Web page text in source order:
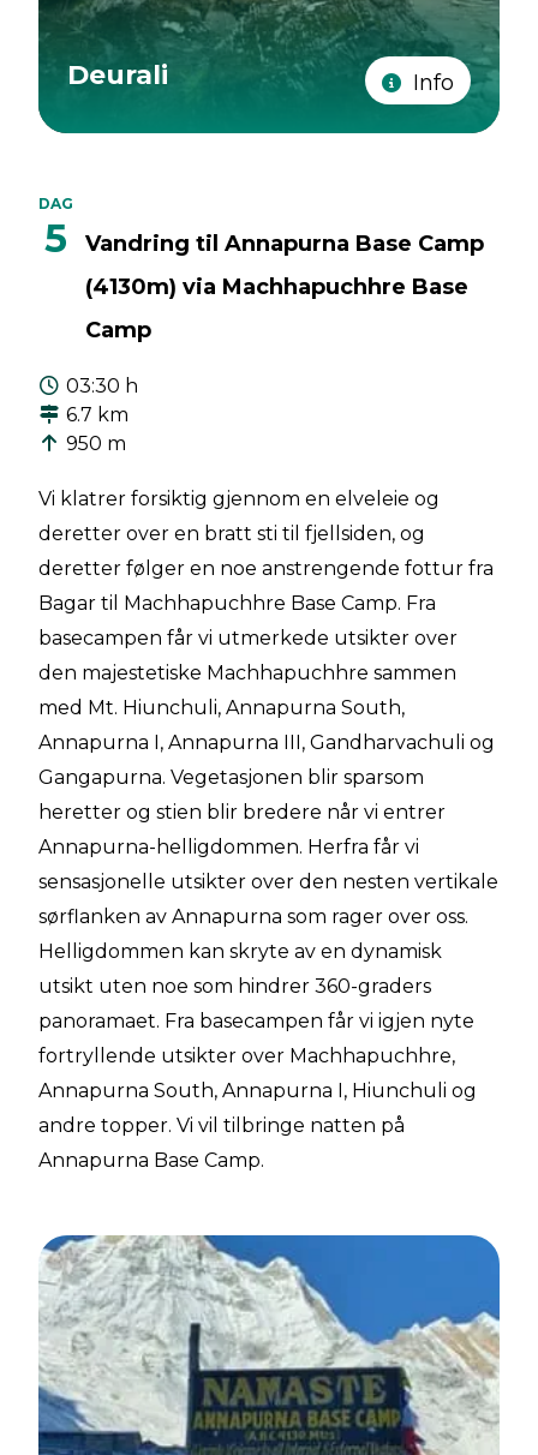
Deurali Info
DAG
5
Vandring til Annapurna Base Camp
(4130m) via Machhapuchhre Base
Camp
03:30 h
6.7 km
950 m
Vi klatrer forsiktig gjennom en elveleie og
deretter over en bratt sti til fjellsiden, og
deretter følger en noe anstrengende fottur fra
Bagar til Machhapuchhre Base Camp. Fra
basecampen får vi utmerkede utsikter over
den majestetiske Machhapuchhre sammen
med Mt. Hiunchuli, Annapurna South,
Annapurna I, Annapurna III, Gandharvachuli og
Gangapurna. Vegetasjonen blir sparsom
heretter og stien blir bredere når vi entrer
Annapurna-helligdommen. Herfra får vi
sensasjonelle utsikter over den nesten vertikale
sørflanken av Annapurna som rager over oss.
Helligdommen kan skryte av en dynamisk
utsikt uten noe som hindrer 360-graders
panoramaet. Fra basecampen får vi igjen nyte
fortryllende utsikter over Machhapuchhre,
Annapurna South, Annapurna I, Hiunchuli og
andre topper. Vi vil tilbringe natten på
Annapurna Base Camp.